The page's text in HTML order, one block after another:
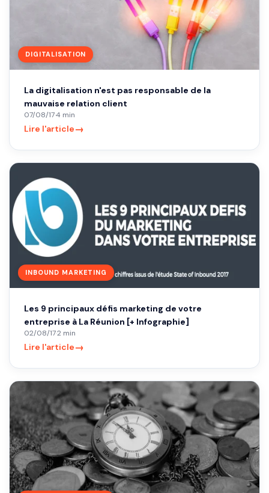
DIGITALISATION
La digitalisation n'est pas responsable de la
mauvaise relation client
07/08/17·4 min
Lire l'article→
INBOUND MARKETING
Les 9 principaux défis marketing de votre
entreprise à La Réunion [+ Infographie]
02/08/17·2 min
Lire l'article→